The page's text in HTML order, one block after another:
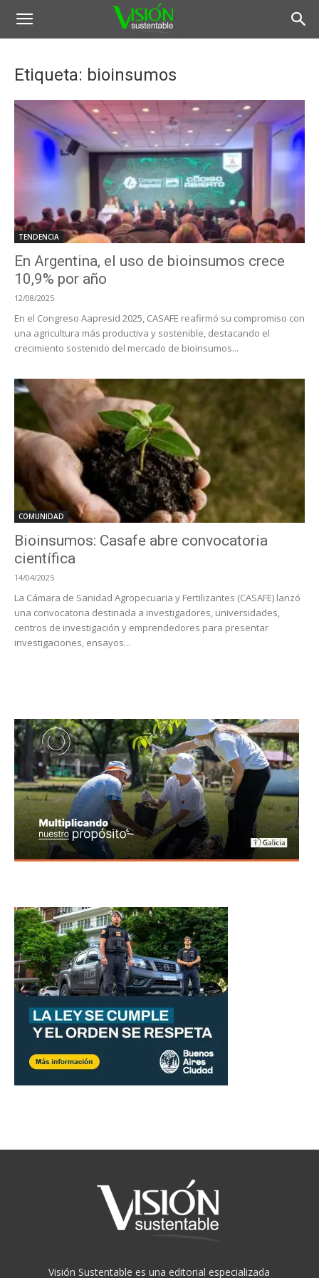
Etiqueta: bioinsumos
TENDENCIA
En Argentina, el uso de bioinsumos crece
10,9% por año
12/08/2025
En el Congreso Aapresid 2025, CASAFE reafirmó su compromiso con
una agricultura más productiva y sostenible, destacando el
crecimiento sostenido del mercado de bioinsumos...
COMUNIDAD
Bioinsumos: Casafe abre convocatoria
científica
14/04/2025
La Cámara de Sanidad Agropecuaria y Fertilizantes (CASAFE) lanzó
una convocatoria destinada a investigadores, universidades,
centros de investigación y emprendedores para presentar
investigaciones, ensayos...
Visión Sustentable es una editorial especializada